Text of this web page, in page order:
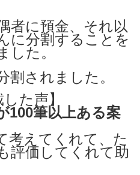
者に預金、それ以
に分割することを
した。
割されました。
た声】
100筆以上ある案
考えてくれて、た
評価してくれて助